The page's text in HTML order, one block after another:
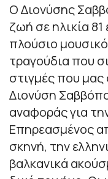
Ο Διονύσης
ζωή σε ηλικία
πλούσιο
τραγούδια που
στιγμές που
Διονύση
αναφοράς για
Επηρεασμένος
σκηνή, την
βαλκανικά